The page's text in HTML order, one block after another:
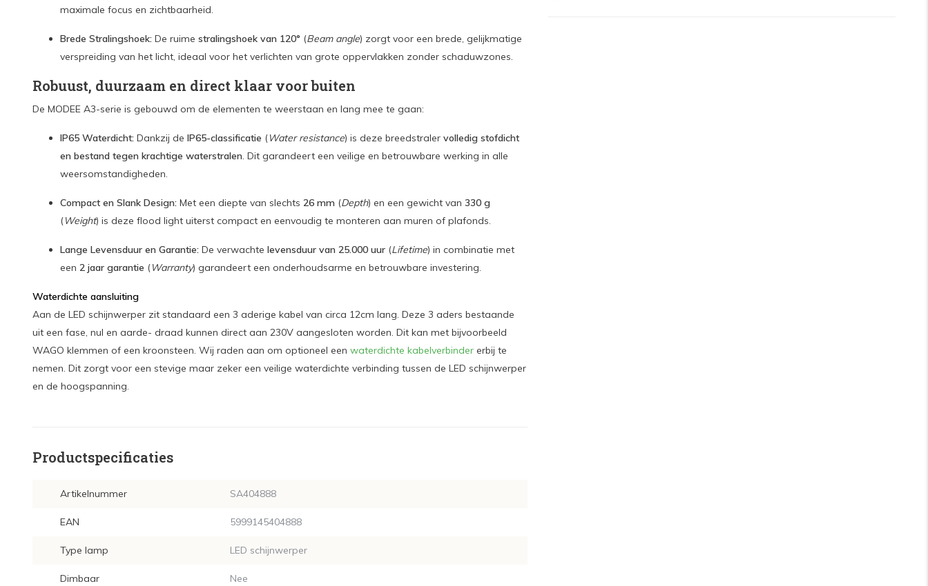
maximale focus en zichtbaarheid.
Brede Stralingshoek: De ruime stralingshoek van 120° (Beam angle) zorgt voor een brede, gelijkmatige
verspreiding van het licht, ideaal voor het verlichten van grote oppervlakken zonder schaduwzones.
Robuust, duurzaam en direct klaar voor buiten
De MODEE A3-serie is gebouwd om de elementen te weerstaan en lang mee te gaan:
IP65 Waterdicht: Dankzij de IP65-classificatie (Water resistance) is deze breedstraler volledig stofdicht
en bestand tegen krachtige waterstralen. Dit garandeert een veilige en betrouwbare werking in alle
weersomstandigheden.
Compact en Slank Design: Met een diepte van slechts 26 mm (Depth) en een gewicht van 330 g
(Weight) is deze flood light uiterst compact en eenvoudig te monteren aan muren of plafonds.
Lange Levensduur en Garantie: De verwachte levensduur van 25.000 uur (Lifetime) in combinatie met
een 2 jaar garantie (Warranty) garandeert een onderhoudsarme en betrouwbare investering.
Waterdichte aansluiting
Aan de LED schijnwerper zit standaard een 3 aderige kabel van circa 12cm lang. Deze 3 aders bestaande
uit een fase, nul en aarde- draad kunnen direct aan 230V aangesloten worden. Dit kan met bijvoorbeeld
WAGO klemmen of een kroonsteen. Wij raden aan om optioneel een waterdichte kabelverbinder erbij te
nemen. Dit zorgt voor een stevige maar zeker een veilige waterdichte verbinding tussen de LED schijnwerper
en de hoogspanning.
Productspecificaties
Artikelnummer SA404888
EAN 5999145404888
Type lamp LED schijnwerper
Dimbaar Nee